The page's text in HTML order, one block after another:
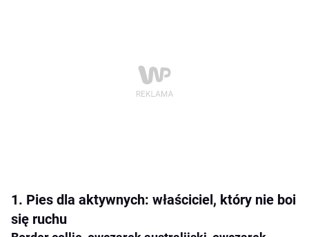
1. Pies dla aktywnych: właściciel, który nie boi
się ruchu